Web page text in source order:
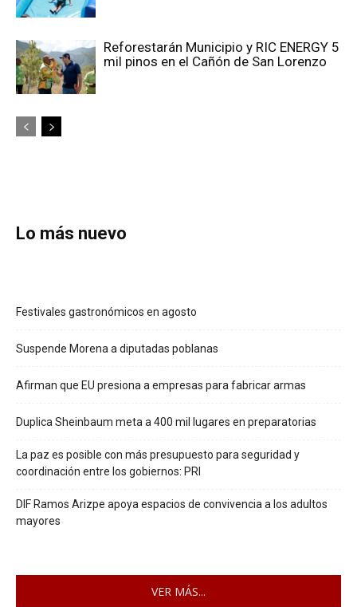
Reforestarán Municipio y RIC ENERGY 5
mil pinos en el Cañón de San Lorenzo
Lo más nuevo
Festivales gastronómicos en agosto
Suspende Morena a diputadas poblanas
Afirman que EU presiona a empresas para fabricar armas
Duplica Sheinbaum meta a 400 mil lugares en preparatorias
La paz es posible con más presupuesto para seguridad y
coordinación entre los gobiernos: PRI
DIF Ramos Arizpe apoya espacios de convivencia a los adultos
mayores
VER MÁS...